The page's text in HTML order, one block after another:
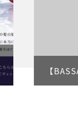
【